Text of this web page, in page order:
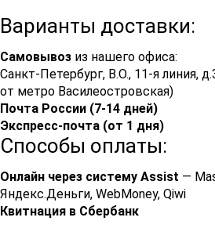
Варианты доставки:
Самовывоз из нашего офиса:
Санкт-Петербург, В.О., 11-я линия,
от метро Василеостровская)
Почта России (7-14 дней)
Экспресс-почта (от 1 дня)
Способы оплаты:
Онлайн через систему Assist —
Яндекс.Деньги, WebMoney, Qiwi
Квитнация в Сбербанк